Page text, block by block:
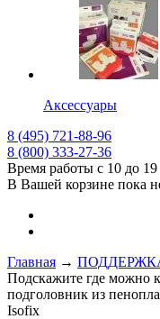
Аксессуары
8 (495) 721-88-96
8 (800) 333-27-36
Время работы с 10 до 19
В Вашей корзине пока
Главная →
Подскажите где можно
подголовник из
Isofix